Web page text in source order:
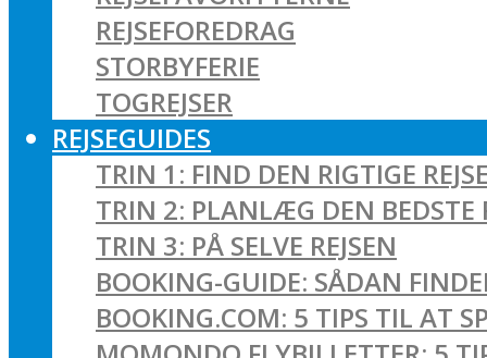
REJSEFOREDRAG
STORBYFERIE
TOGREJSER
REJSEGUIDES
TRIN 1: FIND DEN RIGTIGE
TRIN 2: PLANLÆG DEN BEDSTE
TRIN 3: PÅ SELVE REJSEN
BOOKING-GUIDE: SÅDAN
BOOKING.COM: 5 TIPS TIL AT